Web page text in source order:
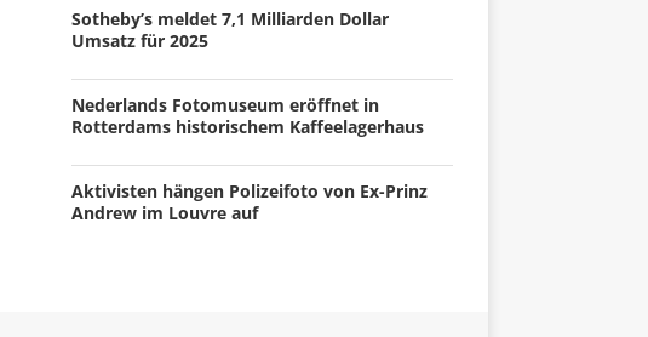
Sotheby’s meldet 7,1 Milliarden Dollar
Umsatz für 2025
Nederlands Fotomuseum eröffnet in
Rotterdams historischem Kaffeelagerhaus
Aktivisten hängen Polizeifoto von Ex-Prinz
Andrew im Louvre auf